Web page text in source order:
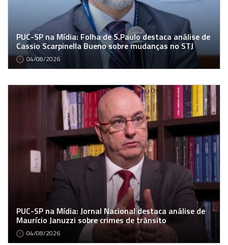
PUC-SP na Mídia: Folha de S.Paulo destaca análise de
Cassio Scarpinella Bueno sobre mudanças no STJ
04/08/2026
PUC-SP na Mídia: Jornal Nacional destaca análise de
Maurício Januzzi sobre crimes de trânsito
04/08/2026